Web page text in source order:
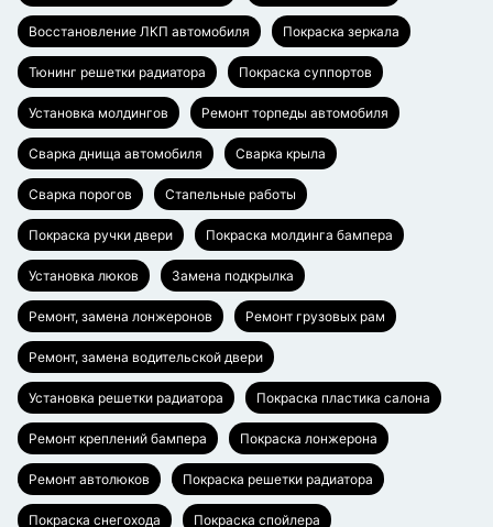
Восстановление ЛКП автомобиля Покраска зеркала
Тюнинг решетки радиатора Покраска суппортов
Установка молдингов Ремонт торпеды автомобиля
Сварка днища автомобиля Сварка крыла
Сварка порогов Стапельные работы
Покраска ручки двери Покраска молдинга бампера
Установка люков Замена подкрылка
Ремонт, замена лонжеронов Ремонт грузовых рам
Ремонт, замена водительской двери
Установка решетки радиатора Покраска пластика салона
Ремонт креплений бампера Покраска лонжерона
Ремонт автолюков Покраска решетки радиатора
Покраска снегохода Покраска спойлера